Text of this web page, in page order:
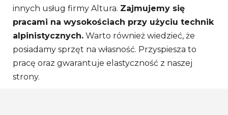
innych usług firmy Altura. Zajmujemy się
pracami na wysokościach przy użyciu technik
alpinistycznych. Warto również wiedzieć, że
posiadamy sprzęt na własność. Przyspiesza to
pracę oraz gwarantuje elastyczność z naszej
strony.